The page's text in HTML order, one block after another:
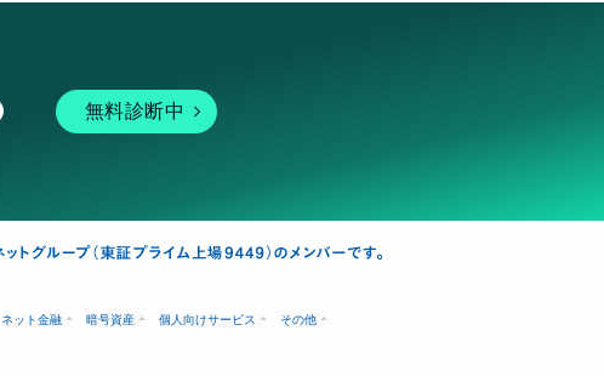
無料診断中
ネット金融 暗号資産 個人向けサービス その他